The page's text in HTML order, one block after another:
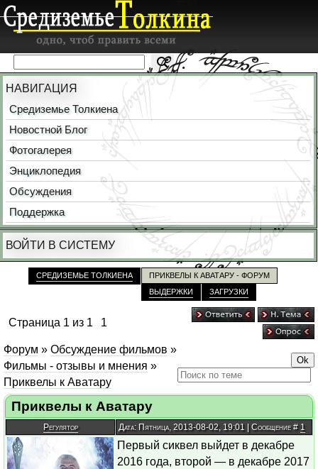
НАВИГАЦИЯ
Средиземье Толкиена
Новостной Блог
Фотогалерея
Энциклопедия
Обсуждения
Поддержка
ВОЙТИ В СИСТЕМУ
Страница 1 из 1 1
Форум » Обсуждение фильмов »
Фильмы - отзывы и мнения »
Приквелы к Аватару
Приквелы к Аватару
Регулятор Дата: Пятница, 2013-08-02, 19:01 | Сообщение # 1
Первый сиквел выйдет в декабре
2016 года, второй — в декабре 2017
СРЕДИЗЕМЬЕ ТОЛКИЕНА
ПРИКВЕЛЫ К АВАТАРУ - ФОРУМ
ВЫДЕРЖКИ
ЗАГРУЗКИ